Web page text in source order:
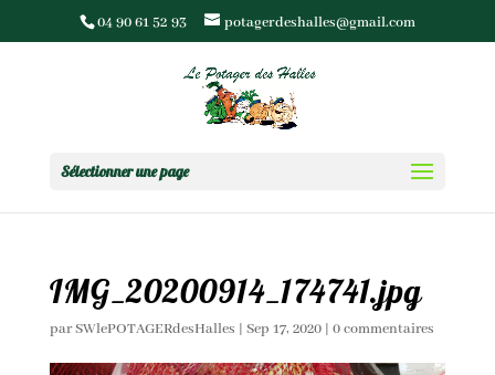
04 90 61 52 93 potagerdeshalles@gmail.com
Sélectionner une page
IMG_20200914_174741.jpg
parSWlePOTAGERdesHalles | Sep 17, 2020| 0 commentaires